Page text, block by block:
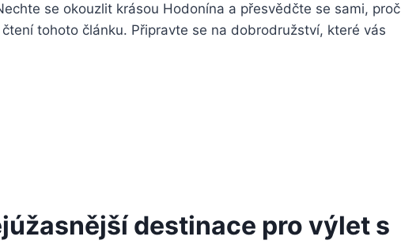
se okouzlit krásou Hodonína a přesvědčte se sami, proč
tohoto článku. Připravte se na dobrodružství, které vás
destinace pro výlet s